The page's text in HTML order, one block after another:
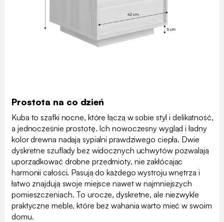
Prostota na co dzień
Kuba to szafki nocne, które łączą w sobie styl i delikatność,
a jednocześnie prostotę. Ich nowoczesny wygląd i ładny
kolor drewna nadają sypialni prawdziwego ciepła. Dwie
dyskretne szuflady bez widocznych uchwytów pozwalają
uporządkować drobne przedmioty, nie zakłócając
harmonii całości. Pasują do każdego wystroju wnętrza i
łatwo znajdują swoje miejsce nawet w najmniejszych
pomieszczeniach. To urocze, dyskretne, ale niezwykle
praktyczne meble, które bez wahania warto mieć w swoim
domu.